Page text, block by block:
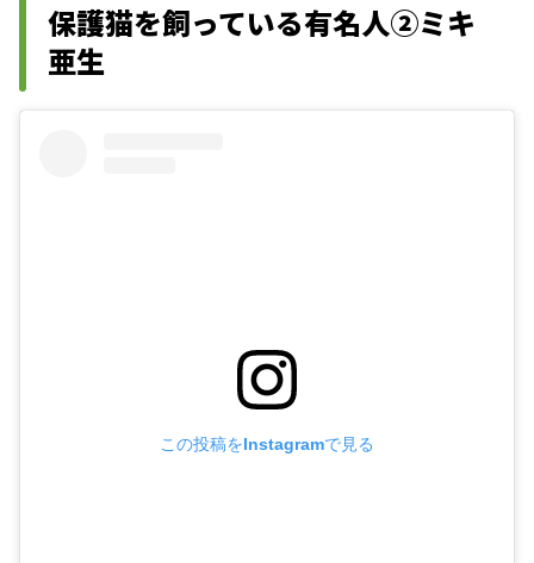
保護猫を飼っている有名人②ミキ
亜生
この投稿をInstagramで見る